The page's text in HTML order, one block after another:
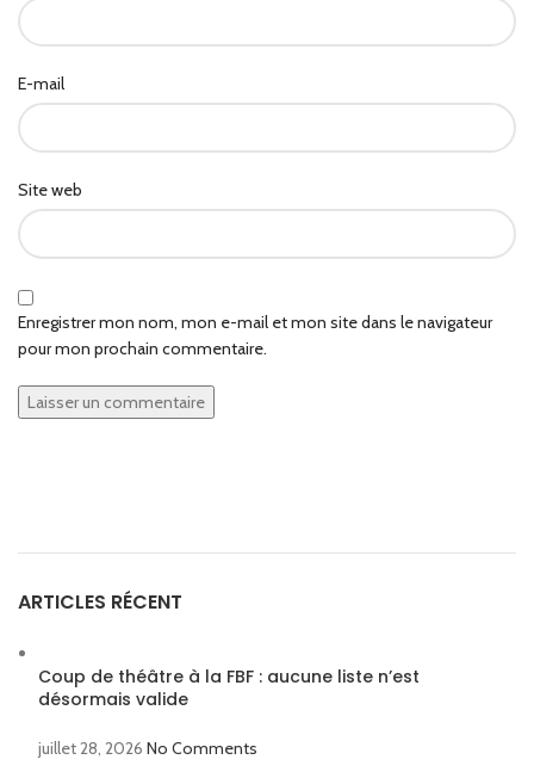
E-mail
Site web
Enregistrer mon nom, mon e-mail et mon site dans le navigateur
pour mon prochain commentaire.
ARTICLES RÉCENT
Coup de théâtre à la FBF : aucune liste n’est
désormais valide
juillet 28, 2026 No Comments